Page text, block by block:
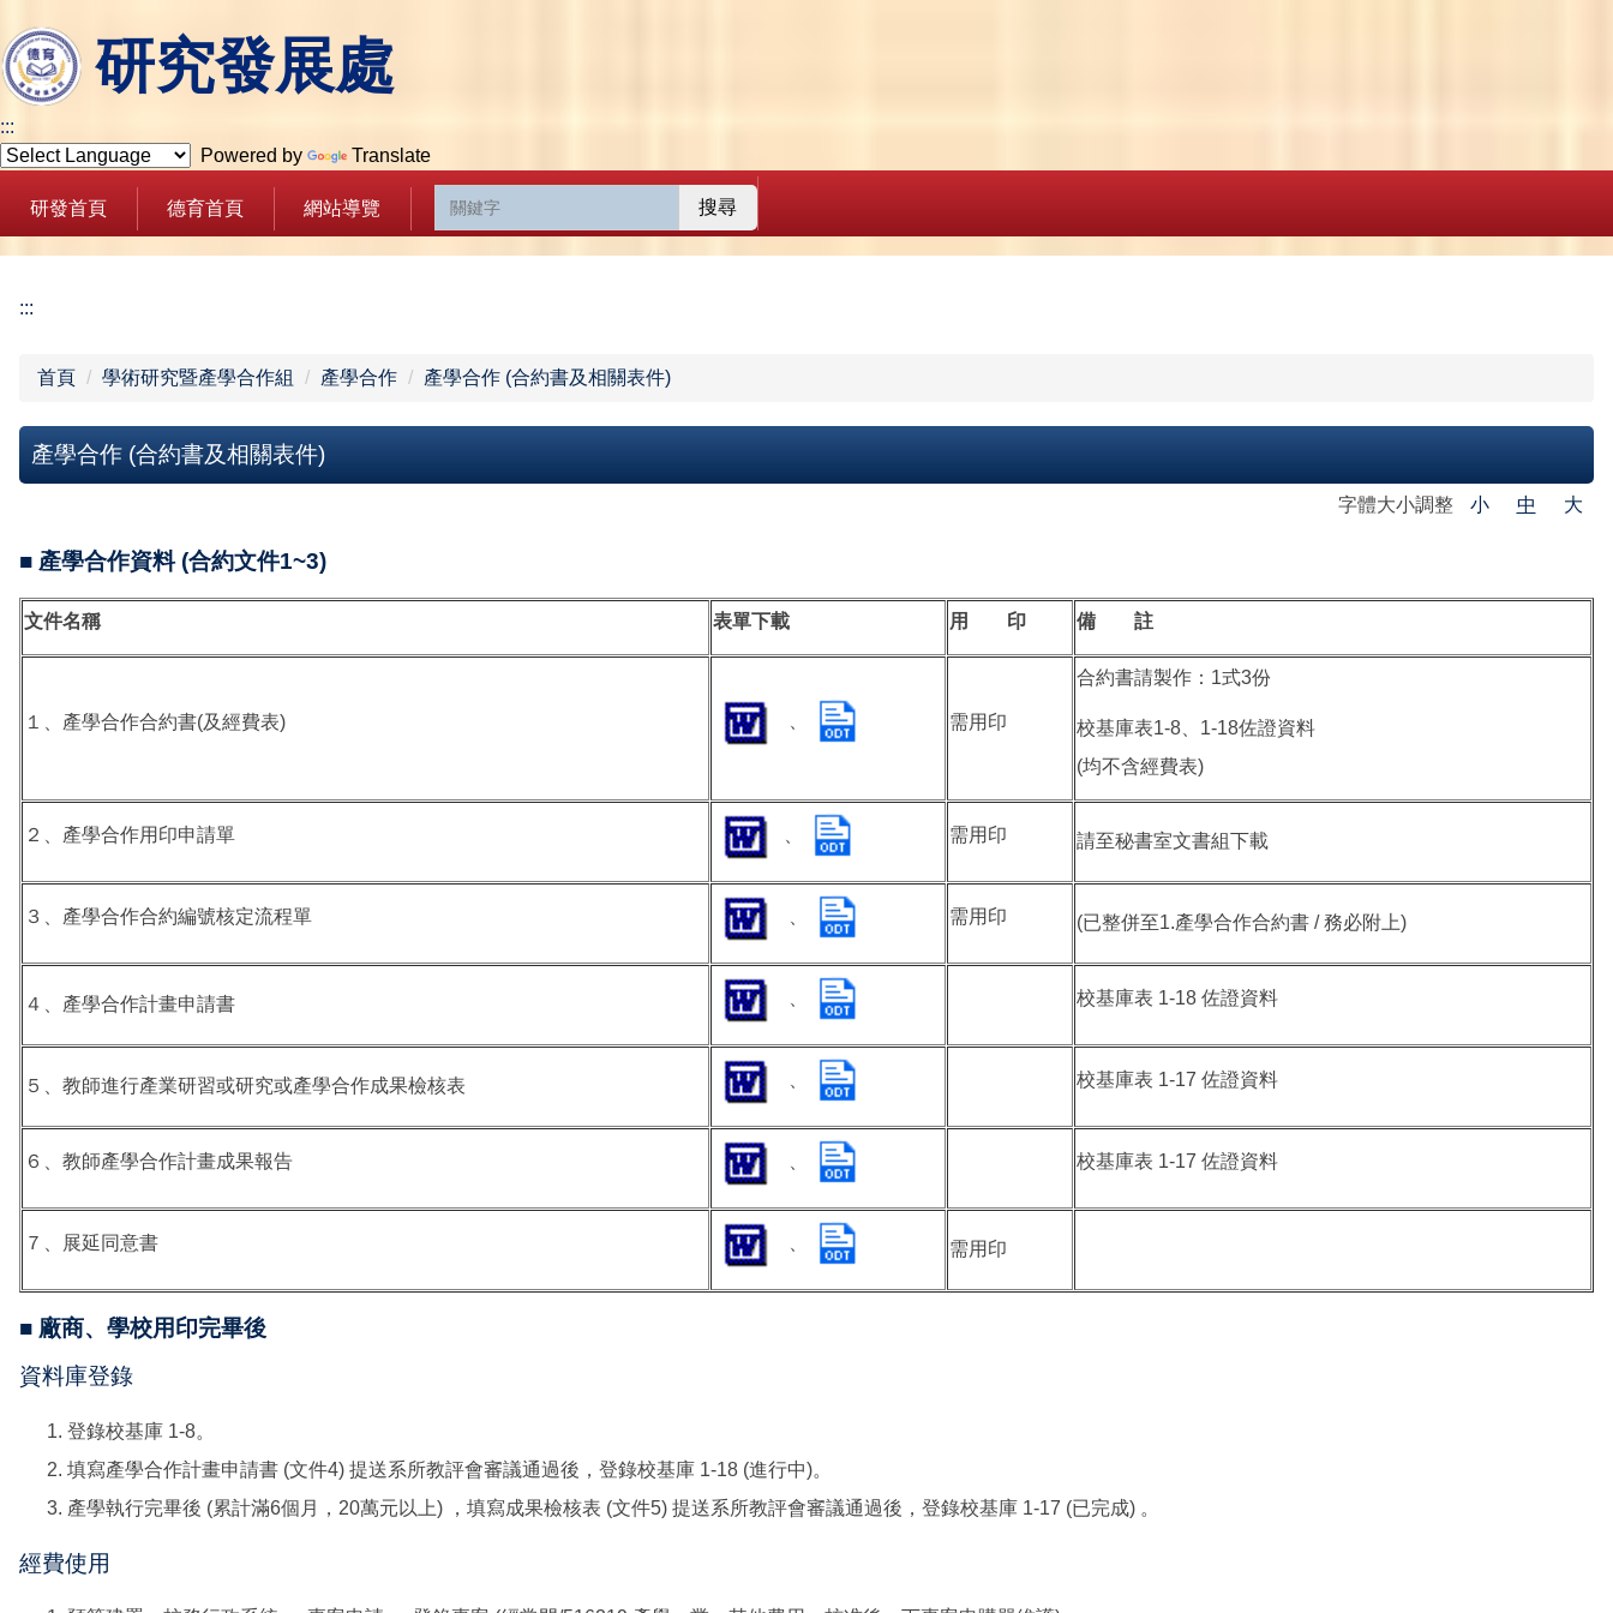
到
主
要
內
容
研究發展處
:::
Powered by
Translate
研發首頁 德育首頁 網站導覽 搜尋
:::
首頁 學術研究暨產學合作組 產學合作 產學合作 (合約書及相關表件)
產學合作 (合約書及相關表件)
字體大小調整 小 中 大
■ 產學合作資料 (合約文件1~3)
文件名稱 表單下載 用 印 備 註
１、產學合作合約書(及經費表) 需用印
合約書請製作：1式3份
校基庫表1-8、1-18佐證資料
(均不含經費表)
２、產學合作用印申請單 需用印 請至秘書室文書組下載
３、產學合作合約編號核定流程單 需用印 (已整併至1.產學合作合約書 / 務必附上)
４、產學合作計畫申請書 校基庫表 1-18 佐證資料
５、教師進行產業研習或研究或產學合作成果檢核表 校基庫表 1-17 佐證資料
６、教師產學合作計畫成果報告 校基庫表 1-17 佐證資料
７、展延同意書 需用印
■ 廠商、學校用印完畢後
資料庫登錄
登錄校基庫 1-8。
填寫產學合作計畫申請書 (文件4) 提送系所教評會審議通過後，登錄校基庫 1-18 (進行中)。
產學執行完畢後 (累計滿6個月，20萬元以上) ，填寫成果檢核表 (文件5) 提送系所教評會審議通過後，登錄校基庫 1-17 (已完成) 。
經費使用